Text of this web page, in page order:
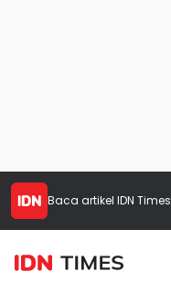
Baca artikel IDN Times